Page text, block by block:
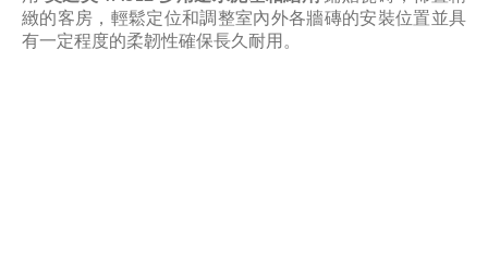
緻的客房，輕鬆定位和調整室內外各牆磚的安裝位置並具
有一定程度的柔韌性確保長久耐用。